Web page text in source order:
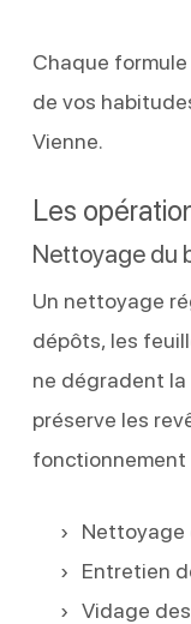
Chaque
de vos
Vienne.
Les
Nettoyage du
Un nettoyage
dépôts, les
ne dégradent la
préserve les
fonctionnement
Nettoyage
Entretien
Vidage